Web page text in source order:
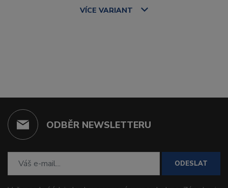
VÍCE VARIANT
ODBĚR NEWSLETTERU
ODESLAT